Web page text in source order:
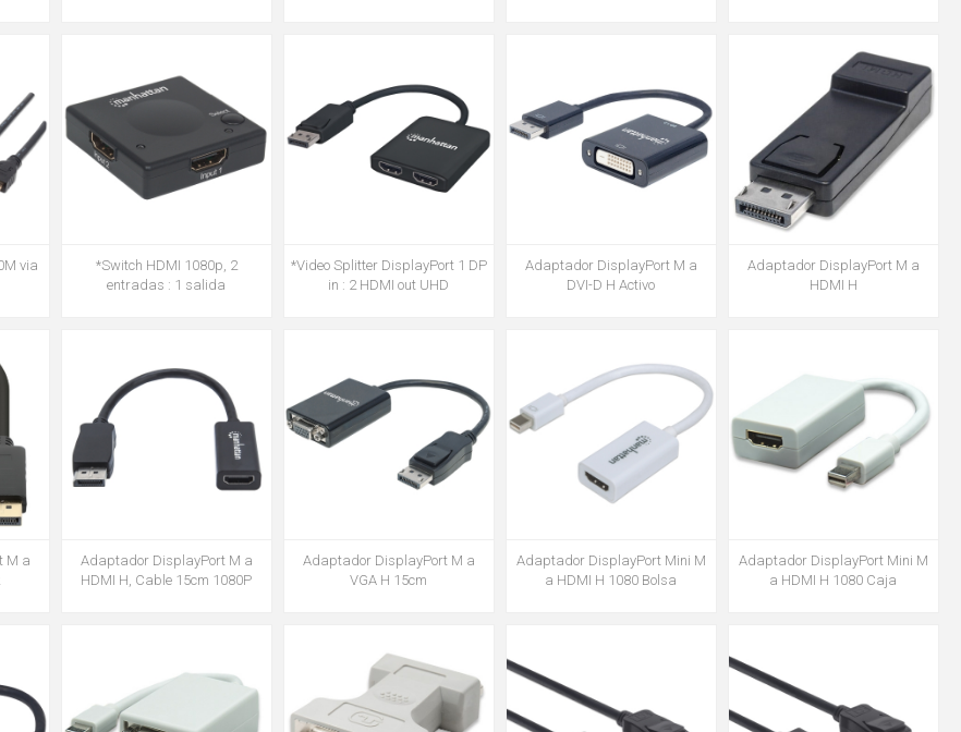
via
*Switch HDMI 1080p, 2
entradas : 1 salida
*Video Splitter DisplayPort 1 DP
in : 2 HDMI out UHD
Adaptador DisplayPort M a
DVI-D H Activo
Adaptador DisplayPort M a
HDMI H
M a
Adaptador DisplayPort M a
HDMI H, Cable 15cm 1080P
Adaptador DisplayPort M a
VGA H 15cm
Adaptador DisplayPort Mini M
a HDMI H 1080 Bolsa
Adaptador DisplayPort Mini M
a HDMI H 1080 Caja